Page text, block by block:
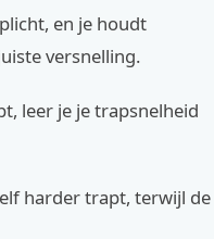
en je houdt
versnelling.
leer je je trapsnelheid
harder trapt, terwijl de